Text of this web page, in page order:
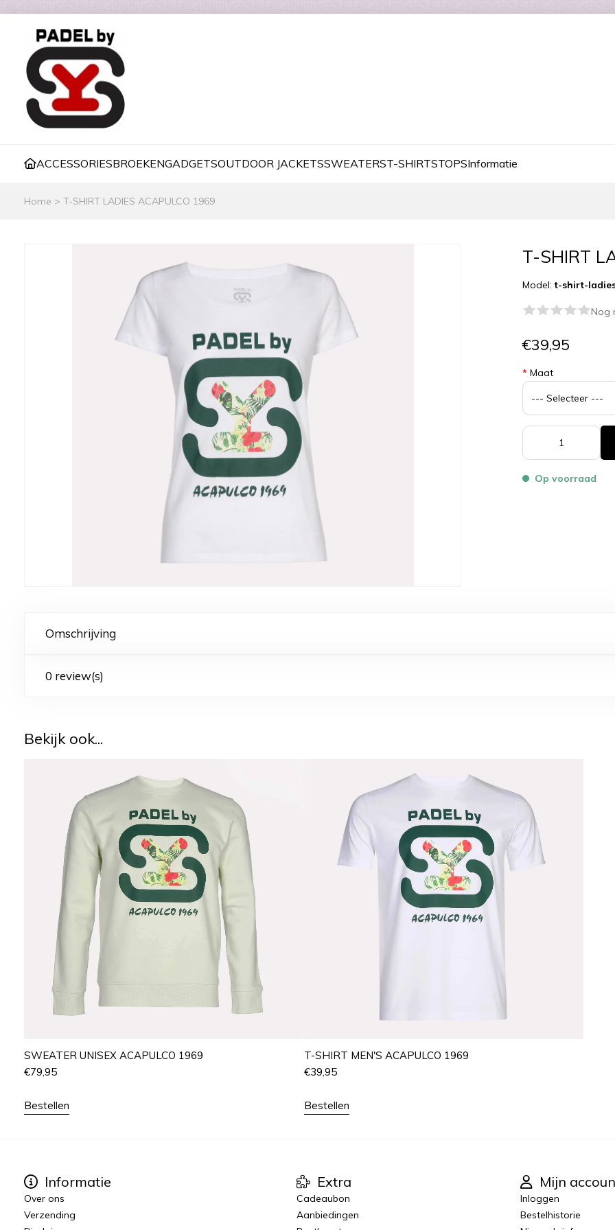
ACCESSORIESBROEKENGADGETSOUTDOOR JACKETSSWEATERST-SHIRTSTOPSInformatie
Home > T-SHIRT LADIES ACAPULCO 1969
T-SHIRT
Model:t-shirt-
Nog
€39,95
* Maat
Op voorraad
Omschrijving
0 review(s)
Bekijk ook...
SWEATER UNISEX ACAPULCO 1969
€79,95
Bestellen
T-SHIRT MEN'S ACAPULCO 1969
€39,95
Bestellen
Informatie
Over ons
Verzending
Extra
Cadeaubon
Aanbiedingen
Mijn
Inloggen
Bestelhistorie